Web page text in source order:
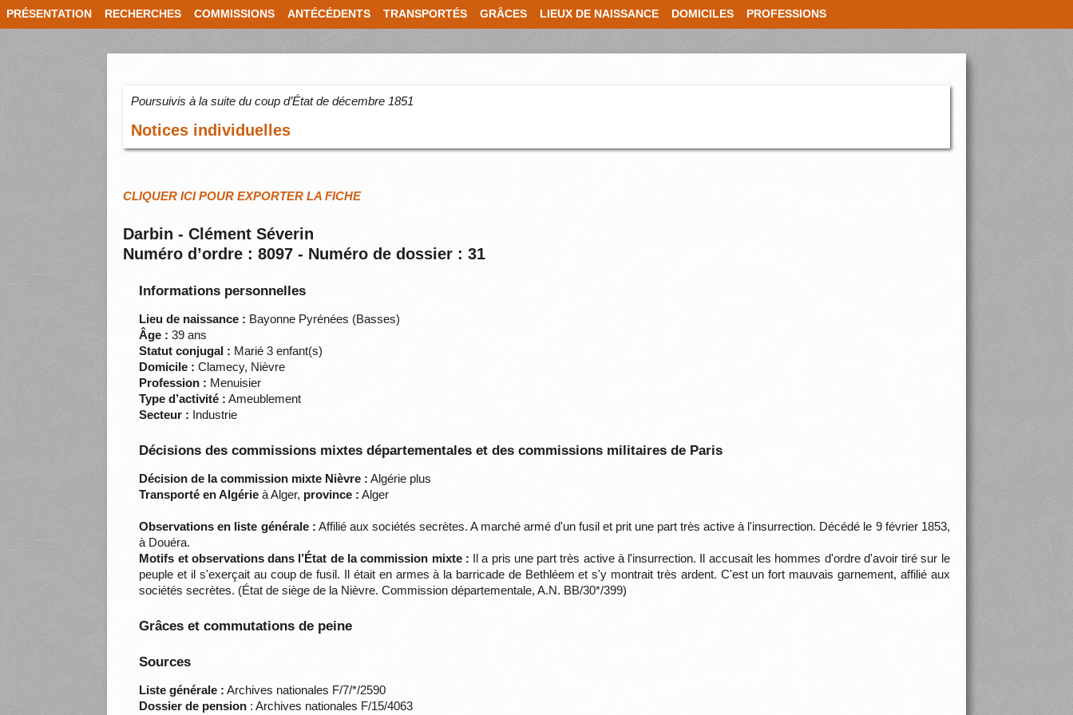
PRÉSENTATION RECHERCHES COMMISSIONS ANTÉCÉDENTS TRANSPORTÉS GRÂCES LIEUX DE NAISSANCE DOMICILES PROFESSIONS
Poursuivis à la suite du coup d’État de décembre 1851
Notices individuelles
CLIQUER ICI POUR EXPORTER LA FICHE
Darbin - Clément Séverin
Numéro d’ordre : 8097 - Numéro de dossier : 31
Informations personnelles
Lieu de naissance : Bayonne Pyrénées (Basses)
Âge : 39 ans
Statut conjugal : Marié 3 enfant(s)
Domicile : Clamecy, Nièvre
Profession : Menuisier
Type d’activité : Ameublement
Secteur : Industrie
Décisions des commissions mixtes départementales et des commissions militaires de Paris
Décision de la commission mixte Nièvre : Algérie plus
Transporté en Algérie à Alger, province : Alger
Observations en liste générale : Affilié aux sociétés secrètes. A marché armé d'un fusil et prit une part très active à l'insurrection. Décédé le 9 février 1853,
à Douéra.
Motifs et observations dans l’État de la commission mixte : Il a pris une part très active à l'insurrection. Il accusait les hommes d'ordre d'avoir tiré sur le
peuple et il s'exerçait au coup de fusil. Il était en armes à la barricade de Bethléem et s'y montrait très ardent. C'est un fort mauvais garnement, affilié aux
sociétés secrètes. (État de siège de la Nièvre. Commission départementale, A.N. BB/30*/399)
Grâces et commutations de peine
Sources
Liste générale : Archives nationales F/7/*/2590
Dossier de pension : Archives nationales F/15/4063